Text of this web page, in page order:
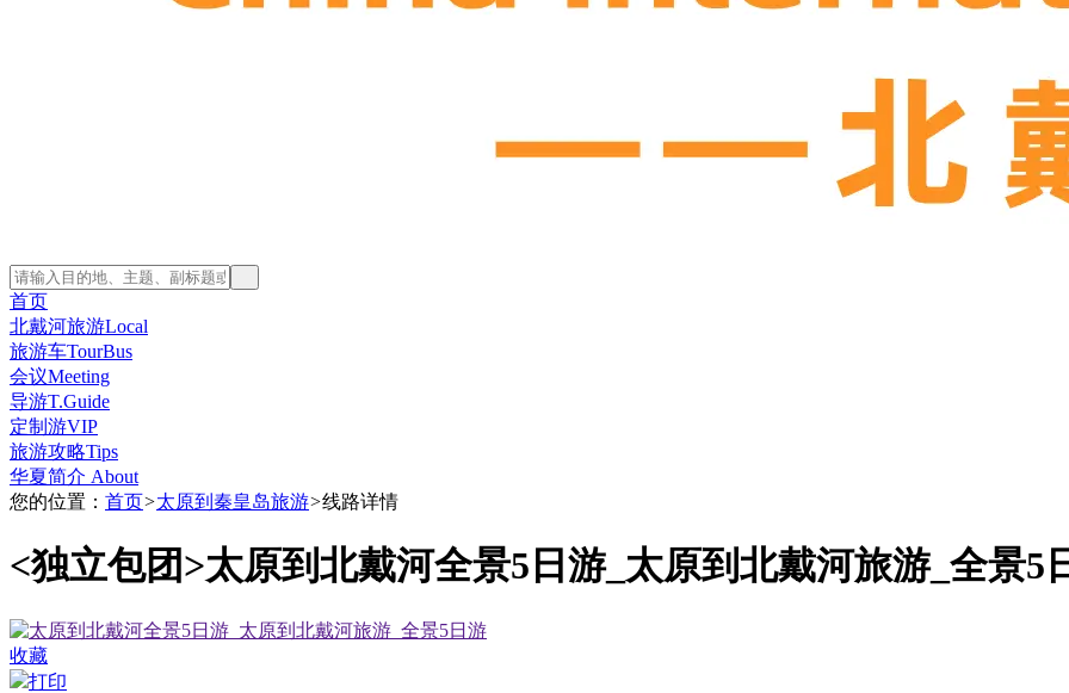
首页
北戴河旅游Local
旅游车TourBus
会议Meeting
导游T.Guide
定制游VIP
旅游攻略Tips
华夏简介 About
您的位置： 首页>太原到秦皇岛旅游>线路详情
<独立包团>太原到北戴河全景5日游_太原到北戴河旅游_全景5
收藏
打印